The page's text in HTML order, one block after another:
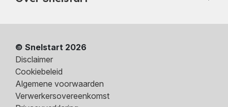
© Snelstart 2026
Disclaimer
Cookiebeleid
Algemene voorwaarden
Verwerkersovereenkomst